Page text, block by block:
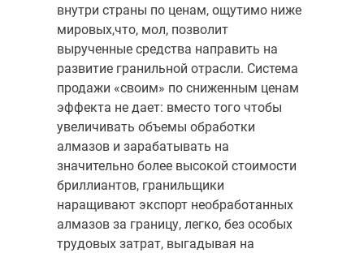
внутри страны по ценам, ощутимо ниже
мировых,что, мол, позволит
вырученные средства направить на
развитие гранильной отрасли. Система
продажи «своим» по сниженным ценам
эффекта не дает: вместо того чтобы
увеличивать объемы обработки
алмазов и зарабатывать на
значительно более высокой стоимости
бриллиантов, гранильщики
наращивают экспорт необработанных
алмазов за границу, легко, без особых
трудовых затрат, выгадывая на